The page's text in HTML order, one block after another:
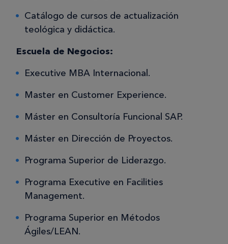
Catálogo de cursos de actualización
teológica y didáctica.
Escuela de Negocios:
Executive MBA Internacional.
Master en Customer Experience.
Máster en Consultoría Funcional SAP.
Máster en Dirección de Proyectos.
Programa Superior de Liderazgo.
Programa Executive en Facilities
Management.
Programa Superior en Métodos
Ágiles/LEAN.